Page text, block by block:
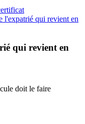
l'expatrié qui revient en
qui revient en
doit le faire